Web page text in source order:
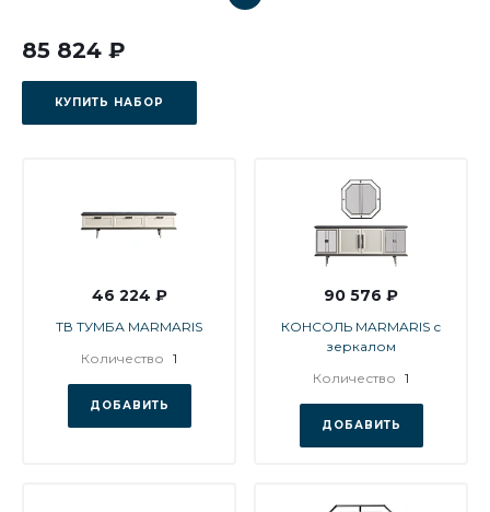
85 824 ₽
КУПИТЬ НАБОР
46 224 ₽
ТВ ТУМБА MARMARIS
Количество 1
ДОБАВИТЬ
90 576 ₽
КОНСОЛЬ MARMARIS с
зеркалом
Количество 1
ДОБАВИТЬ